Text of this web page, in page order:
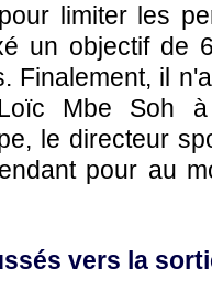
limiter les
un objectif de
Finalement, il
Mbe Soh à
le directeur
pour au
vers la